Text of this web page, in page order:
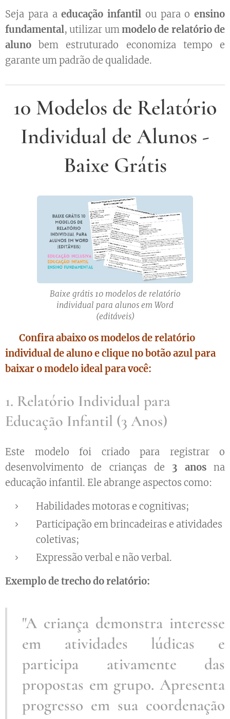
Seja para aeducação infantil ou para o ensino
fundamental, utilizar ummodelo de relatório de
aluno bem estruturado economiza tempo e
garante um padrão de qualidade.
10 Modelos de Relatório
Individual de Alunos -
Baixe Grátis
Baixe grátis 10 modelos de relatório
individual para alunos em Word
(editáveis)
⚠️ Confira abaixo os modelos de relatório
individual de aluno e clique no botão azul para
baixar o modelo ideal para você:
1. Relatório Individual para
Educação Infantil (3 Anos)
Este modelo foi criado para registrar o
desenvolvimento de crianças de 3 anosna
educação infantil. Ele abrange aspectos como:
Habilidades motoras e cognitivas;
Participação em brincadeiras e atividades
coletivas;
Expressão verbal e não verbal.
Exemplo de trecho do relatório:
"A criança demonstra interesse
em atividades lúdicas e
participa ativamente das
propostas em grupo. Apresenta
progresso em sua coordenação